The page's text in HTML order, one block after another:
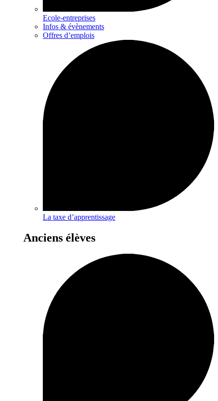
Ecole-entreprises
Infos & évènements
Offres d’emplois
La taxe d’apprentissage
Anciens élèves